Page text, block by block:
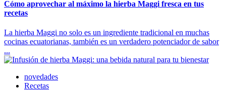
Cómo aprovechar al máximo la hierba Maggi fresca en tus
recetas
La hierba Maggi no solo es un ingrediente tradicional en muchas
cocinas ecuatorianas, también es un verdadero potenciador de sabor
...
novedades
Recetas